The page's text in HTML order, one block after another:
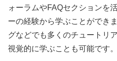
ォーラムやFAQセクションを
ーの経験から学ぶことができ
グなどでも多くのチュートリ
視覚的に学ぶことも可能です。